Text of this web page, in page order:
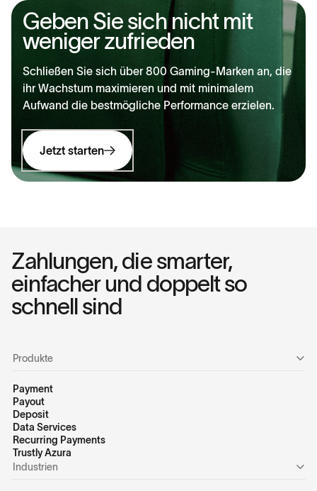
Geben Sie sich nicht mit
weniger zufrieden
Schließen Sie sich über 800 Gaming-Marken an, die
ihr Wachstum maximieren und mit minimalem
Aufwand die bestmögliche Performance erzielen.
Jetzt starten
Zahlungen, die smarter,
einfacher und doppelt so
schnell sind
Produkte
Payment
Payout
Deposit
Data Services
Recurring Payments
Trustly Azura
Industrien